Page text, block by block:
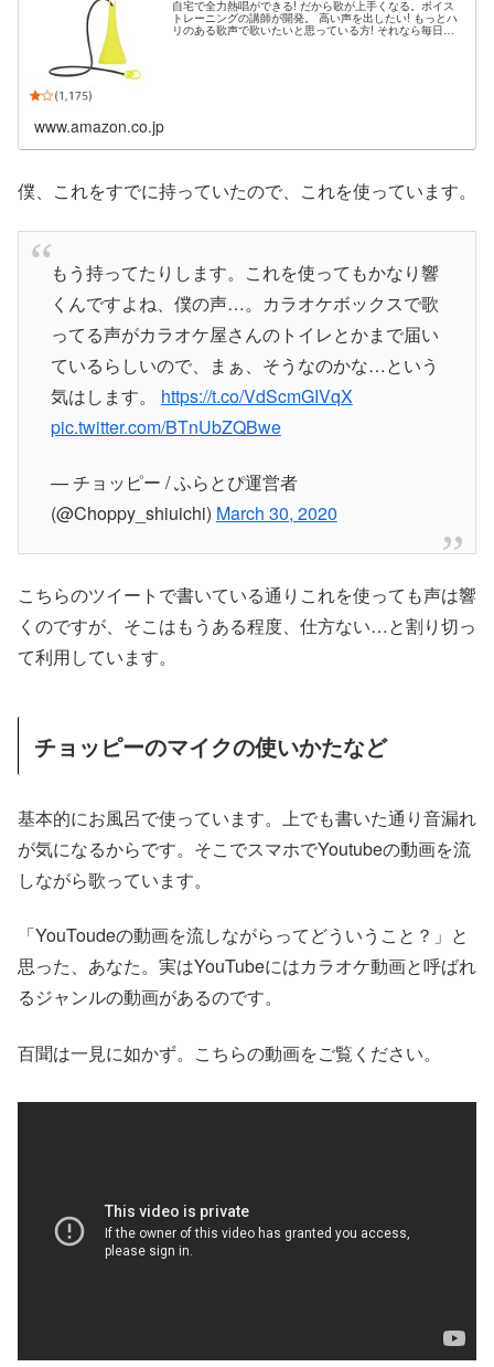
自宅で全力熱唱ができる! だから歌が上手くなる。ボイス
トレーニングの講師が開発。 高い声を出したい! もっとハ
リのある歌声で歌いたいと思っている方! それなら毎日大
きな声で歌った方が声帯が鍛えられます。とはいえ、普段
www.amazon.co.jp
僕、これをすでに持っていたので、これを使っています。
もう持ってたりします。これを使ってもかなり響
くんですよね、僕の声…。カラオケボックスで歌
ってる声がカラオケ屋さんのトイレとかまで届い
ているらしいので、まぁ、そうなのかな…という
気はします。 https://t.co/VdScmGIVqX
pic.twitter.com/BTnUbZQBwe
— チョッピー / ふらとぴ運営者
(@Choppy_shiuichi) March 30, 2020
こちらのツイートで書いている通りこれを使っても声は響
くのですが、そこはもうある程度、仕方ない…と割り切っ
て利用しています。
チョッピーのマイクの使いかたなど
基本的にお風呂で使っています。上でも書いた通り音漏れ
が気になるからです。そこでスマホでYoutubeの動画を流
しながら歌っています。
「YouToudeの動画を流しながらってどういうこと？」と
思った、あなた。実はYouTubeにはカラオケ動画と呼ばれ
るジャンルの動画があるのです。
百聞は一見に如かず。こちらの動画をご覧ください。